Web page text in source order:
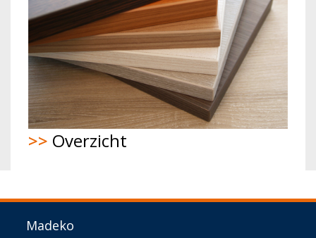
>> Overzicht
Madeko